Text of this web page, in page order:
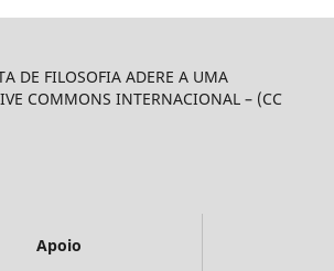
DE FILOSOFIA ADERE A UMA
COMMONS INTERNACIONAL – (CC
Apoio